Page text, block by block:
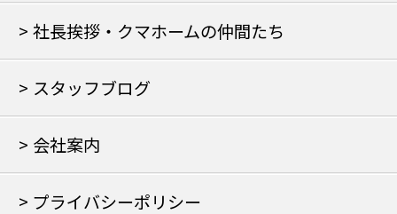
社長挨拶・クマホームの仲間たち
スタッフブログ
会社案内
プライバシーポリシー